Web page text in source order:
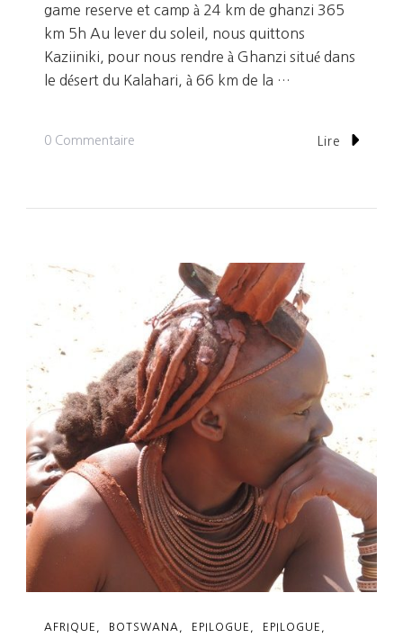
game reserve et camp à 24 km de ghanzi 365
km 5h Au lever du soleil, nous quittons
Kaziiniki, pour nous rendre à Ghanzi situé dans
le désert du Kalahari, à 66 km de la …
0 Commentaire
Bushmen
Lire
AFRIQUE BOTSWANA EPILOGUE
EPILOGUE